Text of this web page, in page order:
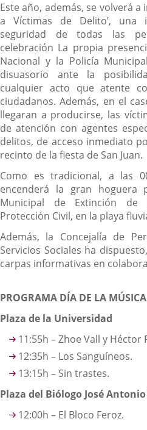
Este año, además, se volverá a
a Víctimas de Delito’, una
seguridad de todas las
celebración La propia
Nacional y la Policía
disuasorio ante la
cualquier acto que atente
ciudadanos. Además, en el
llegaran a producirse, las
de atención con agentes
delitos, de acceso inmediato
recinto de la fiesta de San Juan.
Como es tradicional, a las
encenderá la gran hoguera
Municipal de Extinción de
Protección Civil, en la playa
Además, la Concejalía de
Servicios Sociales ha
carpas informativas en
PROGRAMA DÍA DE LA MÚSICA
Plaza de la Universidad
11:55h – Zhoe Vall y Héctor
12:35h – Los Sanguíneos.
13:15h – Sin trastes.
Plaza del Biólogo José
12:00h – El Bloco Feroz.